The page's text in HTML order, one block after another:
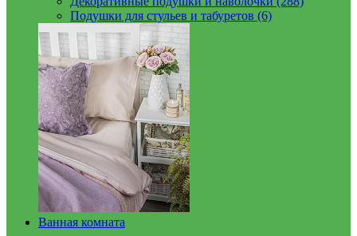
Подушки для стульев и табуретов (6)
Ванная комната